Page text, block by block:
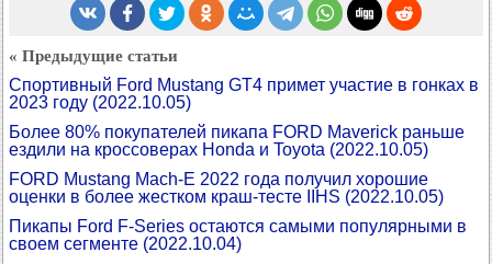
« Предыдущие статьи
Спортивный Ford Mustang GT4 примет участие в гонках в
2023 году (2022.10.05)
Более 80% покупателей пикапа FORD Maverick раньше
ездили на кроссоверах Honda и Toyota (2022.10.05)
FORD Mustang Mach-E 2022 года получил хорошие
оценки в более жестком краш-тесте IIHS (2022.10.05)
Пикапы Ford F-Series остаются самыми популярными в
своем сегменте (2022.10.04)